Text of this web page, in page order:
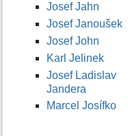
Josef Jahn
Josef Janoušek
Josef John
Karl Jelinek
Josef Ladislav
Jandera
Marcel Josífko